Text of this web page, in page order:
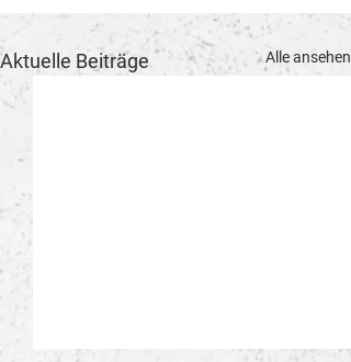
Aktuelle Beiträge Alle ansehen